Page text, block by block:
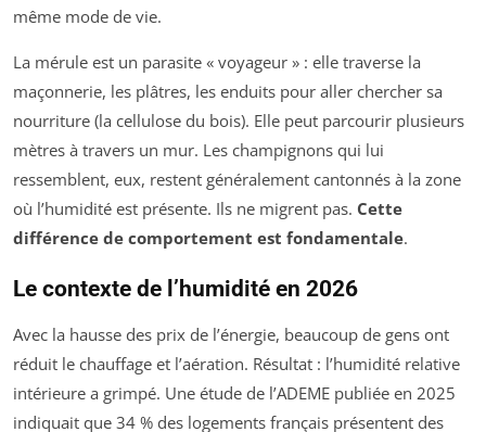
même mode de vie.
La mérule est un parasite « voyageur » : elle traverse la
maçonnerie, les plâtres, les enduits pour aller chercher sa
nourriture (la cellulose du bois). Elle peut parcourir plusieurs
mètres à travers un mur. Les champignons qui lui
ressemblent, eux, restent généralement cantonnés à la zone
où l’humidité est présente. Ils ne migrent pas. Cette
différence de comportement est fondamentale.
Le contexte de l’humidité en 2026
Avec la hausse des prix de l’énergie, beaucoup de gens ont
réduit le chauffage et l’aération. Résultat : l’humidité relative
intérieure a grimpé. Une étude de l’ADEME publiée en 2025
indiquait que 34 % des logements français présentent des